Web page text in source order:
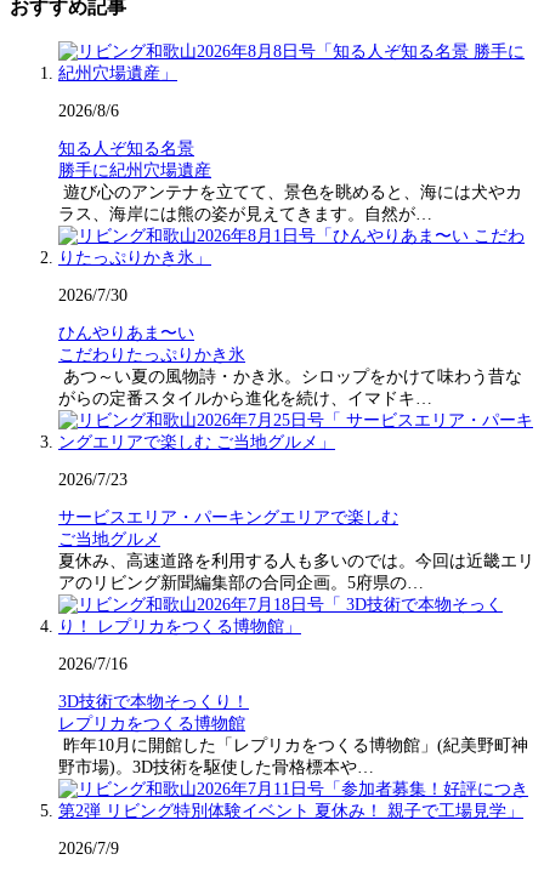
おすすめ記事
2026/8/6
知る人ぞ知る名景
勝手に紀州穴場遺産
遊び心のアンテナを立てて、景色を眺めると、海には犬やカ
ラス、海岸には熊の姿が見えてきます。自然が…
2026/7/30
ひんやりあま〜い
こだわりたっぷりかき氷
あつ～い夏の風物詩・かき氷。シロップをかけて味わう昔な
がらの定番スタイルから進化を続け、イマドキ…
2026/7/23
サービスエリア・パーキングエリアで楽しむ
ご当地グルメ
夏休み、高速道路を利用する人も多いのでは。今回は近畿エリ
アのリビング新聞編集部の合同企画。5府県の…
2026/7/16
3D技術で本物そっくり！
レプリカをつくる博物館
昨年10月に開館した「レプリカをつくる博物館」(紀美野町神
野市場)。3D技術を駆使した骨格標本や…
2026/7/9